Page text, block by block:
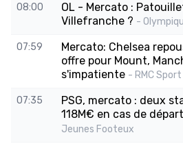
08:00
OL - Mercato :
Villefranche ? -
07:59
Mercato: Chelsea
offre pour Mount,
s'impatiente - RMC Sport
07:35
PSG, mercato : deux
118M€ en cas de
Jeunes Footeux